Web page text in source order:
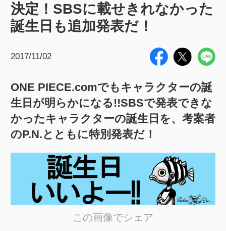
決定！SBSに載せきれなかった
誕生日も追加発表だ！
2017/11/02
ONE PIECE.comでもキャラクターの誕
生日が明らかになる!!SBSで発表できな
かったキャラクターの誕生日を、考案者
のP.N.とともに特別発表だ！
この画像でシェア